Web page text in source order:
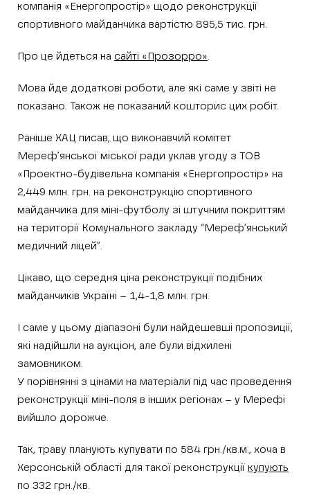
компанія «Енергопростір» щодо реконструкції
спортивного майданчика вартістю 895,5 тис. грн.
Про це йдеться на сайті «Прозорро».
Мова йде додаткові роботи, але які саме у звіті не
показано. Також не показаний кошторис цих робіт.
Раніше ХАЦ писав, що виконавчий комітет
Мереф’янської міської ради уклав угоду з ТОВ
«Проектно-будівельна компанія «Енергопростір» на
2,449 млн. грн. на реконструкцію спортивного
майданчика для міні-футболу зі штучним покриттям
на території Комунального закладу “Мереф’янський
медичний ліцей”.
Цікаво, що середня ціна реконструкції подібних
майданчиків Україні – 1,4-1,8 млн. грн.
І саме у цьому діапазоні були найдешевші пропозиції,
які надійшли на аукціон, але були відхилені
замовником.
У порівнянні з цінами на матеріали під час проведення
реконструкції міні-поля в інших регіонах – у Мерефі
вийшло дорожче.
Так, траву планують купувати по 584 грн./кв.м., хоча в
Херсонській області для такої реконструкції купують
по 332 грн./кв.